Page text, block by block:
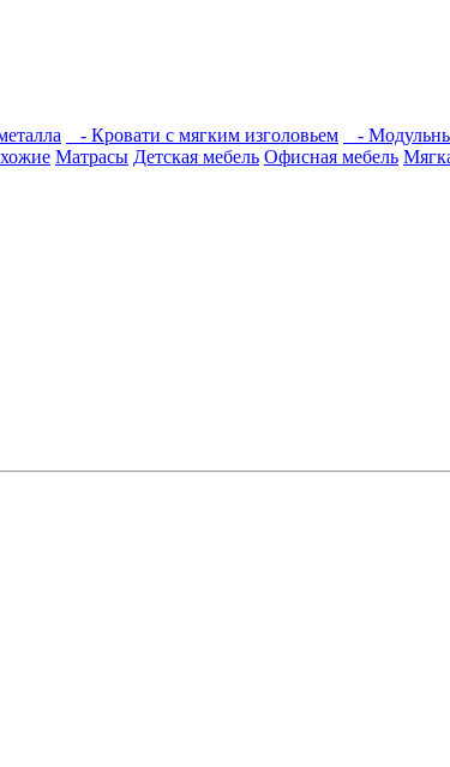
- Кровати с мягким изголовьем -
Матрасы Детская мебель Офисная мебель